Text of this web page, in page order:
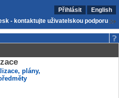
Přihlásit
English
- kontaktujte uživatelskou podporu
plány,